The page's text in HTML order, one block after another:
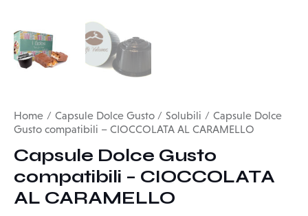
Home Capsule Dolce Gusto Solubili
Capsule Dolce
Gusto compatibili – CIOCCOLATA AL CARAMELLO
Capsule Dolce Gusto
compatibili – CIOCCOLATA
AL CARAMELLO